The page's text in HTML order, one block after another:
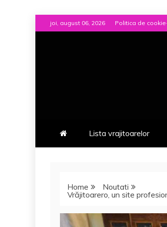
to
joi, august 06, 2026 Politica de
Lista vrajitoarelor
Home
Noutati
Vrăjitoarero, un site